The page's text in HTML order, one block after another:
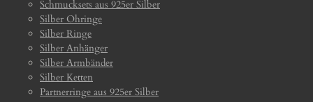
Schmucksets aus 925er Silber
Silber Ohringe
Silber Ringe
Silber Anhänger
Silber Armbänder
Silber Ketten
Partnerringe aus 925er Silber